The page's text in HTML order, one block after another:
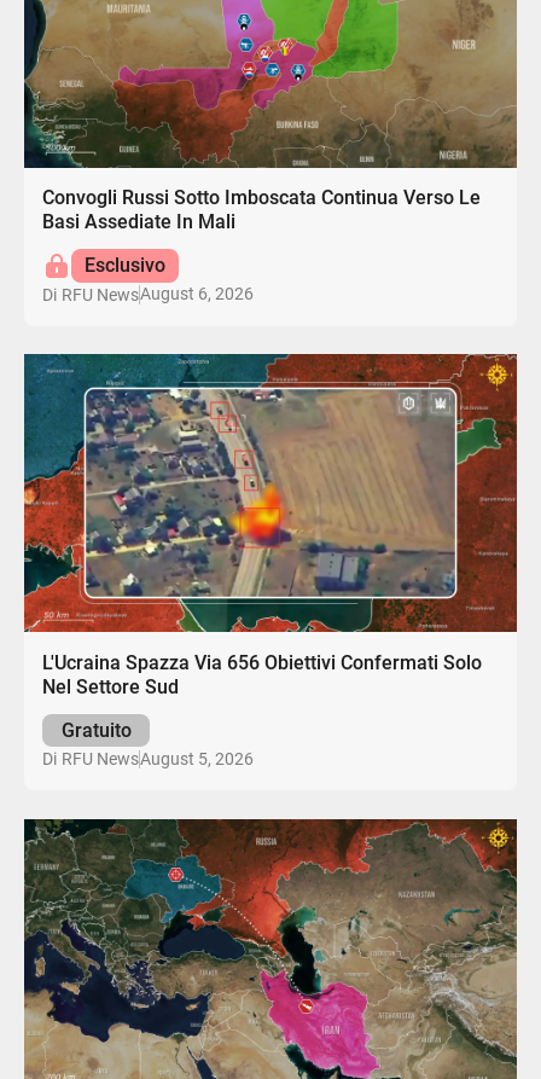
Convogli Russi Sotto Imboscata Continua Verso Le
Basi Assediate In Mali
Esclusivo
Di RFU NewsAugust 6, 2026
L'Ucraina Spazza Via 656 Obiettivi Confermati Solo
Nel Settore Sud
Gratuito
Di RFU NewsAugust 5, 2026